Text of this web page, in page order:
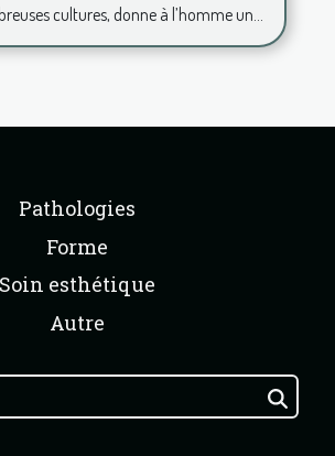
cultures, donne à l’homme un...
Pathologies
Forme
Soin esthétique
Autre